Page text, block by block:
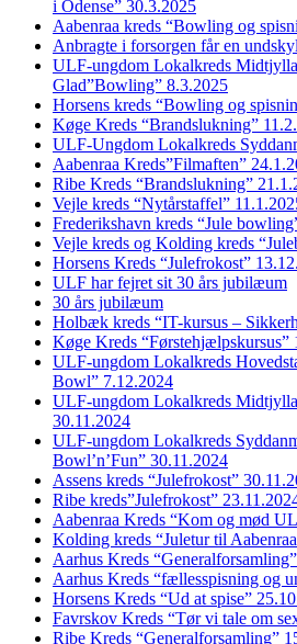
i Odense” 30.3.2025
Aabenraa kreds “Bowling og
Anbragte i forsorgen får en
ULF-ungdom Lokalkreds
Glad”Bowling” 8.3.2025
Horsens kreds “Bowling og
Køge Kreds “Brandslukning”
ULF-Ungdom Lokalkreds
Aabenraa Kreds”Filmaften”
Ribe Kreds “Brandslukning”
Vejle kreds “Nytårstaffel”
Frederikshavn kreds “Jule
Vejle kreds og Kolding kreds
Horsens Kreds “Julefrokost”
ULF har fejret sit 30 års jubilæum
30 års jubilæum
Holbæk kreds “IT-kursus –
Køge Kreds “Førstehjælpskursus”
ULF-ungdom Lokalkreds
Bowl” 7.12.2024
ULF-ungdom Lokalkreds
30.11.2024
ULF-ungdom Lokalkreds
Bowl’n’Fun” 30.11.2024
Assens kreds “Julefrokost”
Ribe kreds”Julefrokost”
Aabenraa Kreds “Kom og mød
Kolding kreds “Juletur til
Aarhus Kreds
Aarhus Kreds “fællesspisning og
Horsens Kreds “Ud at spise”
Favrskov Kreds “Tør vi tale om
Ribe Kreds “Generalforsamling”